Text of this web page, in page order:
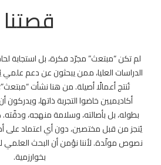
قصتنا
لم تكن “مبتعث” مجرّد فكرة، بل استجابة
الدراسات العليا، ممن يبحثون عن دعم علمي
تُنتج أعمالًا أصيلة. من هنا نشأت
أكاديميين خاضوا التجربة ذاتها، ويدركون
بطوله، بل بأصالته، وسلامة منهجه،
يُنجز من قبل مختصين، دون أي اعتماد على
نصوص مولّدة. لأننا نؤمن أن البحث العلمي
بخوارزمية.